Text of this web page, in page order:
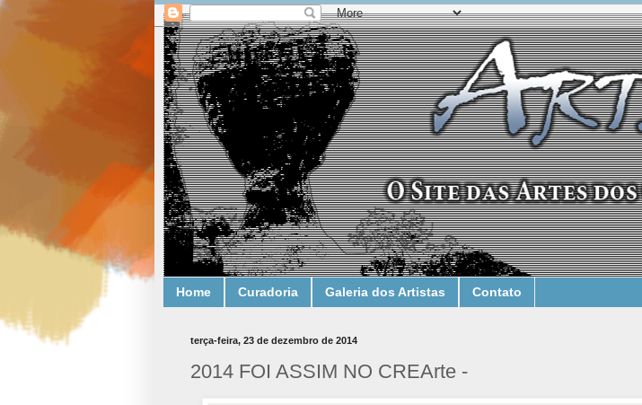
Home Curadoria Galeria dos Artistas Contato
terça-feira, 23 de dezembro de 2014
2014 FOI ASSIM NO CREArte -